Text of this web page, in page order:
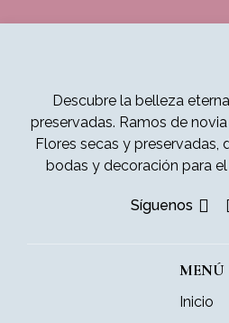
Descubre la belleza
preservadas. Ramos de
Flores secas y preservadas,
bodas y decoración para el
Síguenos
MENÚ
Inicio